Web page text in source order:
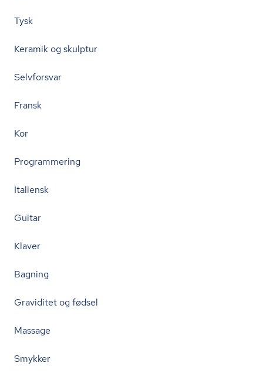
Tysk
Keramik og skulptur
Selvforsvar
Fransk
Kor
Programmering
Italiensk
Guitar
Klaver
Bagning
Graviditet og fødsel
Massage
Smykker